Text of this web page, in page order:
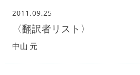
2011.09.25
〈翻訳者リスト〉
中山 元